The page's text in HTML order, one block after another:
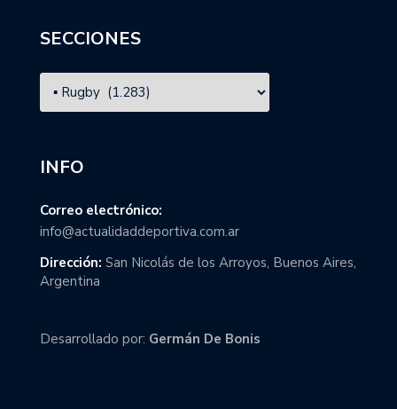
SECCIONES
INFO
Correo electrónico:
info@actualidaddeportiva.com.ar
Dirección: San Nicolás de los Arroyos, Buenos Aires,
Argentina
Desarrollado por: Germán De Bonis